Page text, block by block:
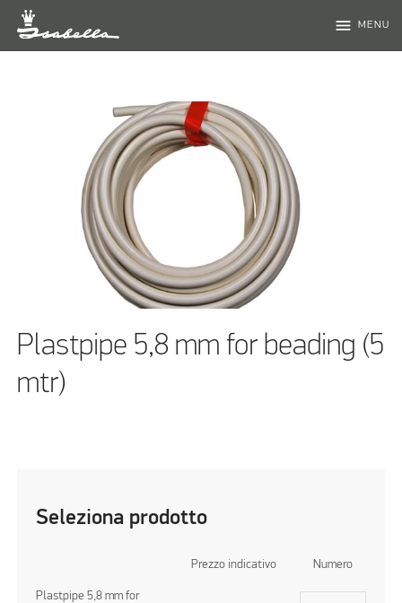
menu MENU
Plastpipe 5,8 mm for beading (5
mtr)
Seleziona prodotto
Prezzo indicativo Numero
Plastpipe 5,8 mm for